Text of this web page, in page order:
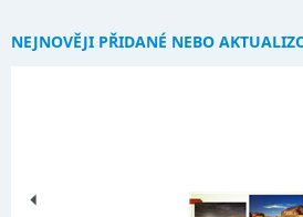
NEJNOVĚJI PŘIDANÉ NEBO